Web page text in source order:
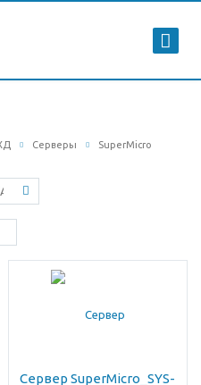
Серверы SuperMicro
Сервер SuperMicro_SYS-